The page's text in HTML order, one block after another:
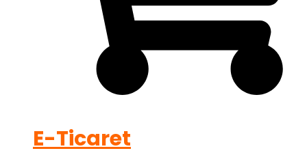
E-Ticaret